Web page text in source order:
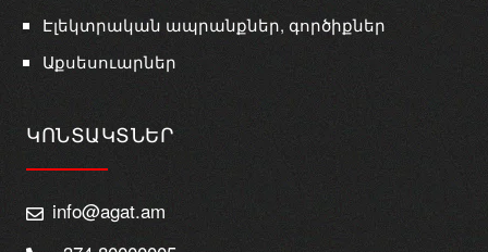
Էլեկտրական ապրանքներ, գործիքներ
Աքսեսուարներ
ԿՈՆՏԱԿՏՆԵՐ
info@agat.am